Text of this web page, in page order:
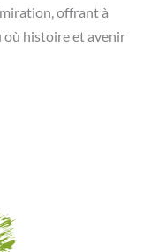
offrant à
où histoire et avenir